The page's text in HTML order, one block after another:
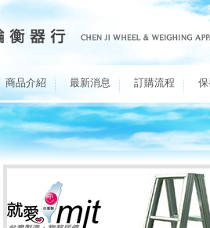
商品介紹 最新消息 訂購流程